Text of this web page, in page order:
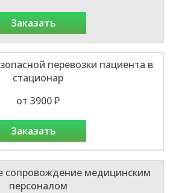
заказать
перевозки пациента в
стационар
от 3900 ₽
заказать
сопровождение медицинским
персоналом